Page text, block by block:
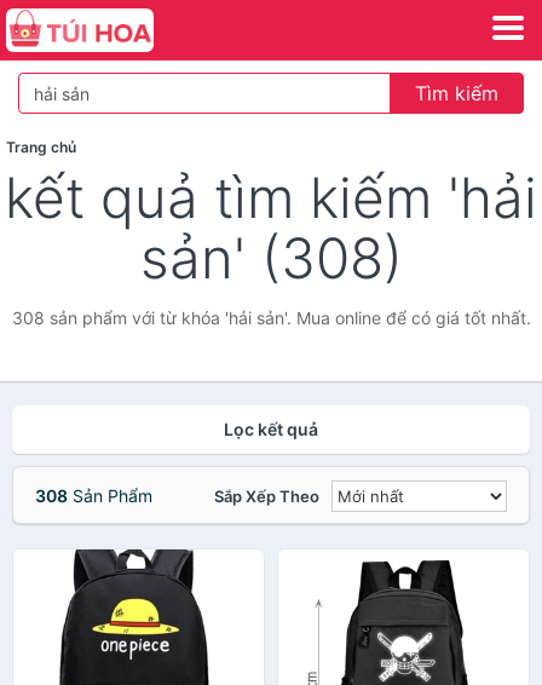
Tìm kiếm
Trang chủ
kết quả tìm kiếm 'hải
sản' (308)
308 sản phẩm với từ khóa 'hải sản'. Mua online để có giá tốt nhất.
Lọc kết quả
308 Sản Phẩm Sắp Xếp Theo